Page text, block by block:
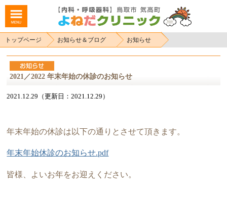
トップページ お知らせ＆ブログ お知らせ
2021／2022 年末年始の休診のお知らせ
2021.12.29（更新日：2021.12.29）
年末年始の休診は以下の通りとさせて頂きます。
年末年始休診のお知らせ.pdf
皆様、よいお年をお迎えください。